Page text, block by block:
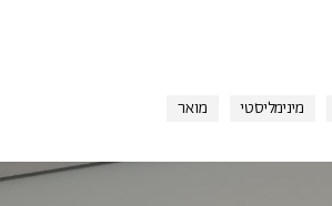
מינימליסטי מואר